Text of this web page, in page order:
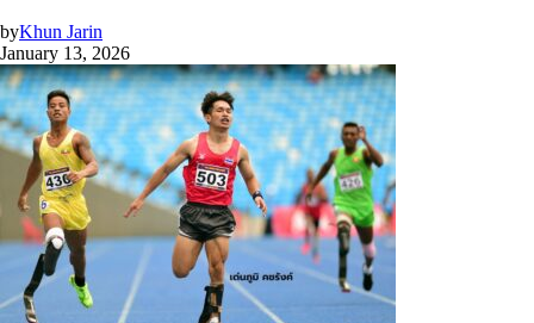
byKhun Jarin
January 13, 2026